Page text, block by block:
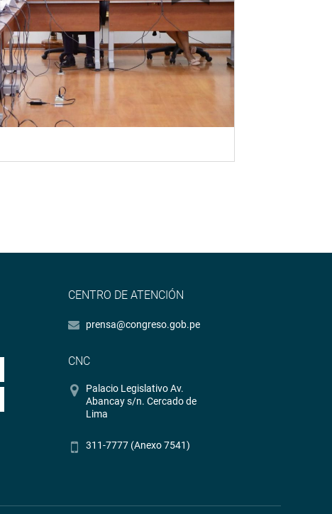
CENTRO DE ATENCIÓN
prensa@congreso.gob.pe
CNC
Palacio Legislativo Av.
Abancay s/n. Cercado de
Lima
311-7777 (Anexo 7541)